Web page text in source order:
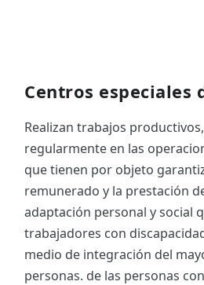
Centros especiales
Realizan trabajos
regularmente en las
que tienen por objeto
remunerado y la prestación
adaptación personal y social
trabajadores con
medio de integración del
personas. de las personas